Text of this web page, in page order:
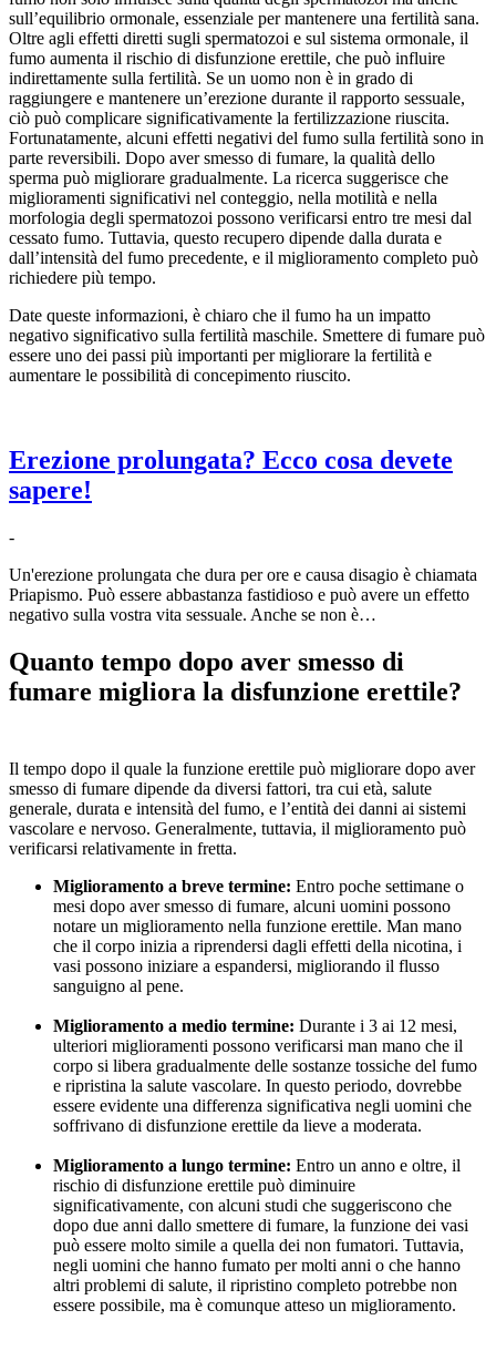
sull’equilibrio ormonale, essenziale per mantenere una fertilità sana.
Oltre agli effetti diretti sugli spermatozoi e sul sistema ormonale, il
fumo aumenta il rischio di disfunzione erettile, che può influire
indirettamente sulla fertilità. Se un uomo non è in grado di
raggiungere e mantenere un’erezione durante il rapporto sessuale,
ciò può complicare significativamente la fertilizzazione riuscita.
Fortunatamente, alcuni effetti negativi del fumo sulla fertilità sono in
parte reversibili. Dopo aver smesso di fumare, la qualità dello
sperma può migliorare gradualmente. La ricerca suggerisce che
miglioramenti significativi nel conteggio, nella motilità e nella
morfologia degli spermatozoi possono verificarsi entro tre mesi dal
cessato fumo. Tuttavia, questo recupero dipende dalla durata e
dall’intensità del fumo precedente, e il miglioramento completo può
richiedere più tempo.
Date queste informazioni, è chiaro che il fumo ha un impatto
negativo significativo sulla fertilità maschile. Smettere di fumare può
essere uno dei passi più importanti per migliorare la fertilità e
aumentare le possibilità di concepimento riuscito.
Erezione prolungata? Ecco cosa devete
sapere!
-
Un'erezione prolungata che dura per ore e causa disagio è chiamata
Priapismo. Può essere abbastanza fastidioso e può avere un effetto
negativo sulla vostra vita sessuale. Anche se non è…
Quanto tempo dopo aver smesso di
fumare migliora la disfunzione erettile?
Il tempo dopo il quale la funzione erettile può migliorare dopo aver
smesso di fumare dipende da diversi fattori, tra cui età, salute
generale, durata e intensità del fumo, e l’entità dei danni ai sistemi
vascolare e nervoso. Generalmente, tuttavia, il miglioramento può
verificarsi relativamente in fretta.
Miglioramento a breve termine: Entro poche settimane o
mesi dopo aver smesso di fumare, alcuni uomini possono
notare un miglioramento nella funzione erettile. Man mano
che il corpo inizia a riprendersi dagli effetti della nicotina, i
vasi possono iniziare a espandersi, migliorando il flusso
sanguigno al pene.
Miglioramento a medio termine: Durante i 3 ai 12 mesi,
ulteriori miglioramenti possono verificarsi man mano che il
corpo si libera gradualmente delle sostanze tossiche del fumo
e ripristina la salute vascolare. In questo periodo, dovrebbe
essere evidente una differenza significativa negli uomini che
soffrivano di disfunzione erettile da lieve a moderata.
Miglioramento a lungo termine: Entro un anno e oltre, il
rischio di disfunzione erettile può diminuire
significativamente, con alcuni studi che suggeriscono che
dopo due anni dallo smettere di fumare, la funzione dei vasi
può essere molto simile a quella dei non fumatori. Tuttavia,
negli uomini che hanno fumato per molti anni o che hanno
altri problemi di salute, il ripristino completo potrebbe non
essere possibile, ma è comunque atteso un miglioramento.